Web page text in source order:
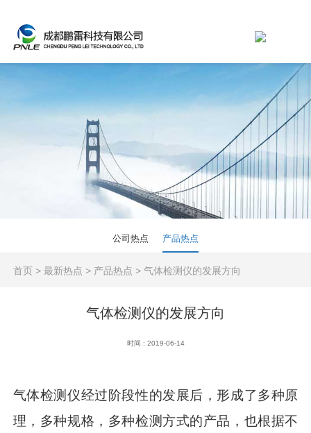
公司热点 产品热点
首页 > 最新热点 > 产品热点 > 气体检测仪的发展方向
气体检测仪的发展方向
时间 : 2019-06-14
气体检测仪经过阶段性的发展后，形成了多种原
理，多种规格，多种检测方式的产品，也根据不